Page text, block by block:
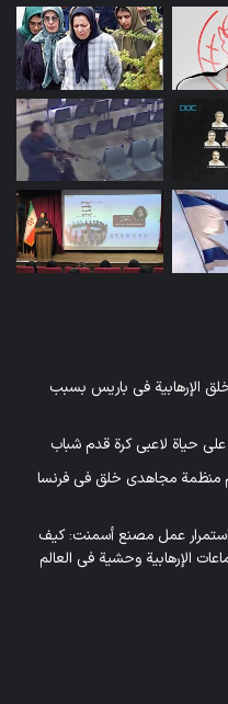
الإرهابية في باريس بسبب
حياة لاعبي كرة قدم شباب
منظمة مجاهدي خلق في فرنسا
عمل مصنع أسمنت: كيف
الإرهابية وحشية في العالم